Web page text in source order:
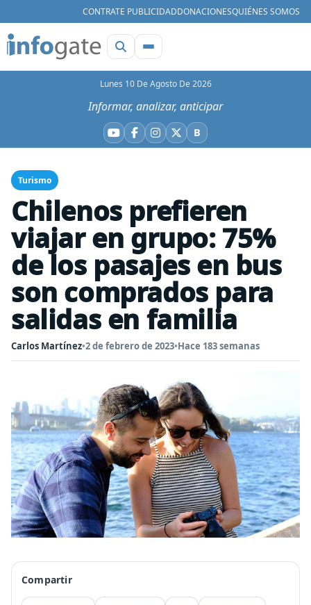
CONTRATE PUBLICIDADDONACIONESQUIÉNES SOMOS
Lunes 10 De Agosto De 2026
Informar, analizar, anticipar
YouTube
Facebook
Instagram
X BBluesky
Turismo
Chilenos prefieren
viajar en grupo: 75%
de los pasajes en bus
son comprados para
salidas en familia
Carlos Martínez•2 de febrero de 2023•Hace 183 semanas
Compartir